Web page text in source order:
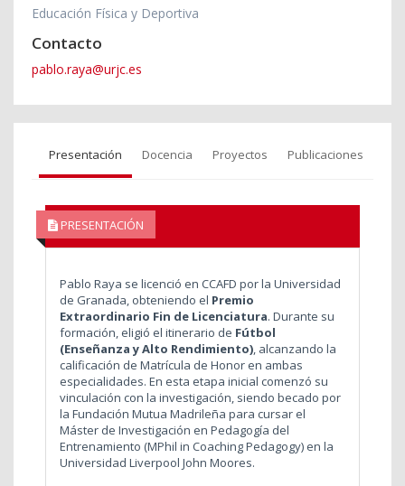
Educación Física y Deportiva
Contacto
pablo.raya@urjc.es
Presentación Docencia Proyectos Publicaciones
PRESENTACIÓN
Pablo Raya se licenció en CCAFD por la Universidad
de Granada, obteniendo el Premio
Extraordinario Fin de Licenciatura. Durante su
formación, eligió el itinerario de Fútbol
(Enseñanza y Alto Rendimiento), alcanzando la
calificación de Matrícula de Honor en ambas
especialidades. En esta etapa inicial comenzó su
vinculación con la investigación, siendo becado por
la Fundación Mutua Madrileña para cursar el
Máster de Investigación en Pedagogía del
Entrenamiento (MPhil in Coaching Pedagogy) en la
Universidad Liverpool John Moores.